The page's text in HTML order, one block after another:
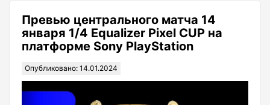
Превью центрального матча 14
января 1/4 Equalizer Pixel CUP на
платформе Sony PlayStation
Опубликовано: 14.01.2024